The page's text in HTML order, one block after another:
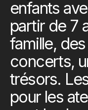
enfants
partir de 7
famille,
concerts,
trésors.
pour les